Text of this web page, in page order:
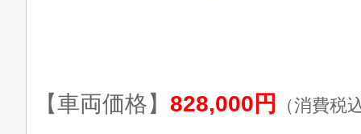
【車両価格】 828,000円 （消費税